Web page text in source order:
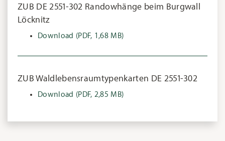
ZUB DE 2551-302 Randowhänge beim Burgwall
Löcknitz
Download (PDF, 1,68 MB)
ZUB Waldlebensraumtypenkarten DE 2551-302
Download (PDF, 2,85 MB)